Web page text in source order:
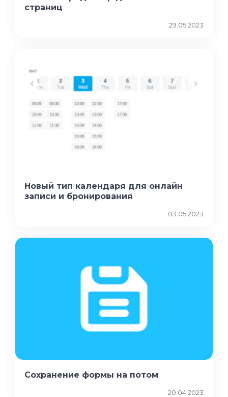
страниц
29.05.2023
Новый тип календаря для онлайн
записи и бронирования
03.05.2023
Сохранение формы на потом
20.04.2023